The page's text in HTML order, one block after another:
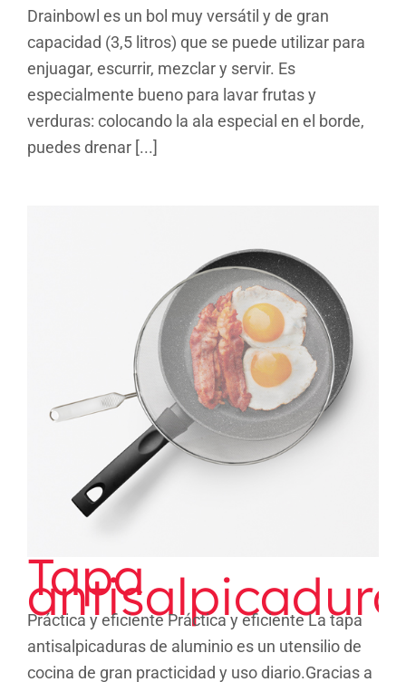
Drainbowl es un bol muy versátil y de gran
capacidad (3,5 litros) que se puede utilizar para
enjuagar, escurrir, mezclar y servir. Es
especialmente bueno para lavar frutas y
verduras: colocando la ala especial en el borde,
puedes drenar [...]
Tapa antisalpicaduras
Tapa
Práctica y eficiente Práctica y eficiente La tapa
antisalpicaduras de aluminio es un utensilio de
cocina de gran practicidad y uso diario.Gracias a